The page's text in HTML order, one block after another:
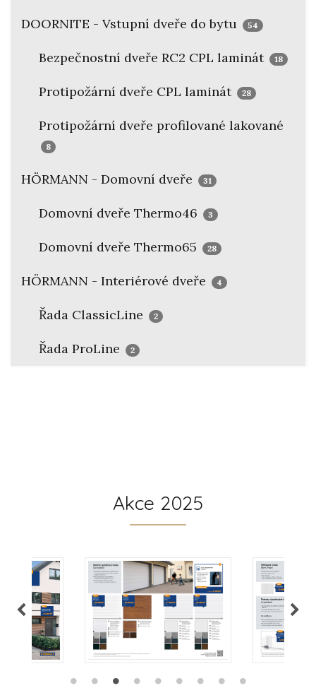
DOORNITE - Vstupní dveře do bytu 54
Bezpečnostní dveře RC2 CPL laminát 18
Protipožární dveře CPL laminát 28
Protipožární dveře profilované lakované
8
HÖRMANN - Domovní dveře 31
Domovní dveře Thermo46 3
Domovní dveře Thermo65 28
HÖRMANN - Interiérové dveře 4
Řada ClassicLine 2
Řada ProLine 2
Akce 2025